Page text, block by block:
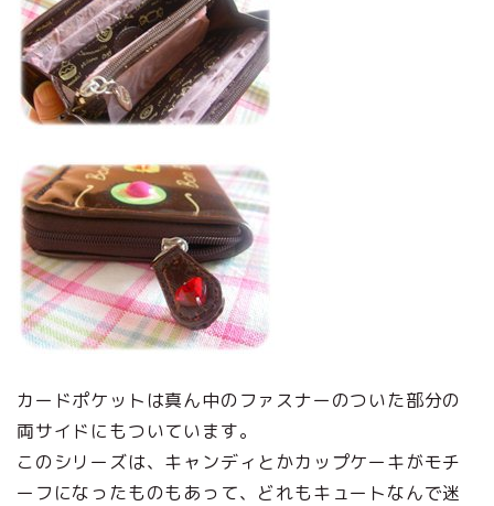
カードポケットは真ん中のファスナーのついた部分の
両サイドにもついています。
このシリーズは、キャンディとかカップケーキがモチ
ーフになったものもあって、どれもキュートなんで迷